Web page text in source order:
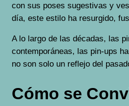
con sus poses sugestivas y
día, este estilo ha resurgido,
A lo largo de las décadas, las
contemporáneas, las pin-ups
no son solo un reflejo del
Cómo se